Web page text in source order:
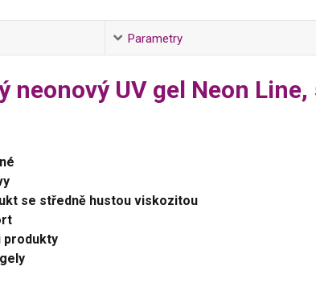
Parametry
neonový UV gel Neon Line,
se středně hustou viskozitou
produkty